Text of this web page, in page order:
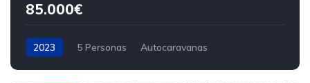
85.000€
2023 5 Personas Autocaravanas